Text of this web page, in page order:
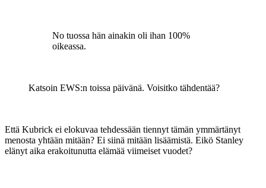
No tuossa hän ainakin oli ihan 100%
oikeassa.
Katsoin EWS:n toissa päivänä. Voisitko tähdentää?
Että Kubrick ei elokuvaa tehdessään tiennyt tämän ymmärtänyt
menosta yhtään mitään? Ei siinä mitään lisäämistä. Eikö Stanley
elänyt aika erakoitunutta elämää viimeiset vuodet?